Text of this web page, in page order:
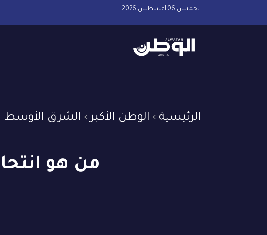
الخميس 06 أغسطس 2026
الرئيسية الوطن الأكبر الشرق الأوسط
من هو